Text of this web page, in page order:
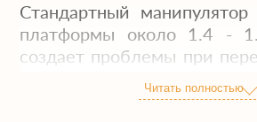
Стандартный
платформы около 1.4 -
создает проблемы при
грузов (бытовок, станков,
общая высота
Читать полностью